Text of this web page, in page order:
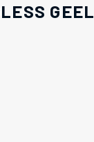
GEEL